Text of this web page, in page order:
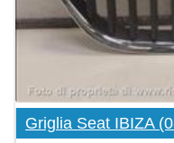
Griglia Seat IBIZA